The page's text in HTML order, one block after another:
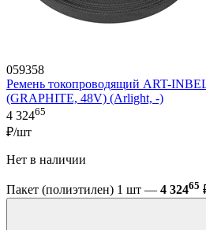
059358
Ремень токопроводящий ART-
(GRAPHITE, 48V) (Arlight, -)
4 32465
₽/шт
Нет в наличии
Пакет (полиэтилен) 1 шт — 4 32465